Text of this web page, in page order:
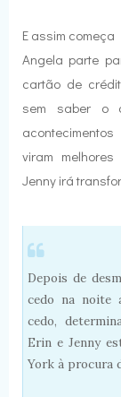
E assim começa
Angela parte
cartão de
sem saber o
viram
Jenny irá
Depois de
cedo na noite
cedo,
Erin e Jenny
York à procura